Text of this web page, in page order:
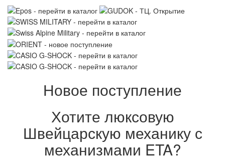
Новое поступление
Хотите люксовую
Швейцарскую механику с
механизмами ETA?